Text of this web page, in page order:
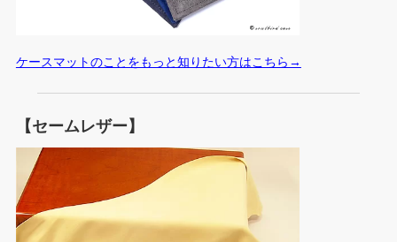
ケースマットのことをもっと知りたい方はこちら→
【セームレザー】